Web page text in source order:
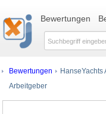
Bewertungen
Bewertungen HanseYachts
Arbeitgeber